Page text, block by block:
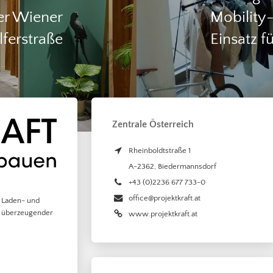
Wiener
Mobility-
Einsatz
und
Zentrale Österreich
Rheinboldtstraße 1
A-2362, Biedermannsdorf
+43 (0)2236 677 733-0
office@projektkraft.at
www.projektkraft.at